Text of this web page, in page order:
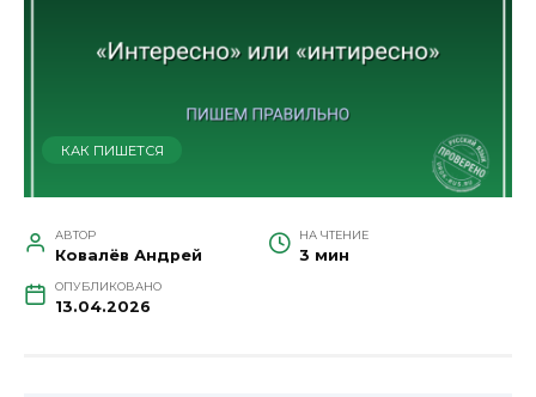
КАК ПИШЕТСЯ
АВТОР
Ковалёв Андрей
НА ЧТЕНИЕ
3 мин
ОПУБЛИКОВАНО
13.04.2026